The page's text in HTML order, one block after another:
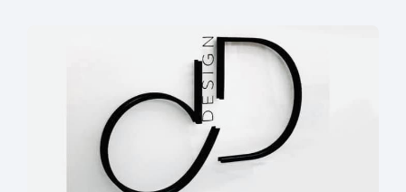
vremena posvetiti vođenju svojih profila. Ukoliko ne želite
zapošljavati još jednu osobu, mogu vam pomoći i preuzeti
taj dio oko strategije i vođenja vaših društvenih mreža […]